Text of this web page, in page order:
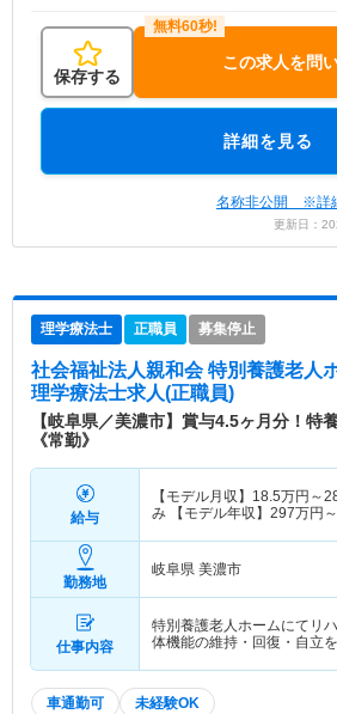
保存する
この求人を問
詳細を見る
名称非公開 ※詳
更新日：
理学療法士 正職員 募集停止
社会福祉法人親和会 特別養護老人
理学療法士求人(正職員)
【岐阜県／美濃市】賞与4.5ヶ月分！特
《常勤》
給与
【モデル月収】 18.5万円～
み 【モデル年収】 297万円～
勤務地
岐阜県 美濃市
仕事内容
特別養護老人ホームにてリハ
体機能の維持・回復・自立
車通勤可 未経験OK